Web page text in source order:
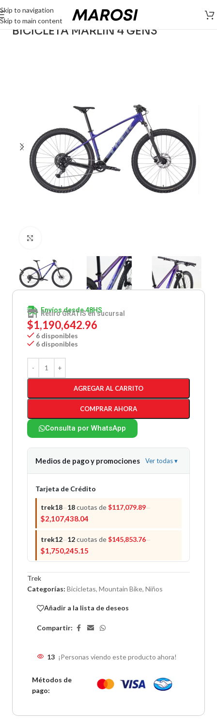
Skip to navigation
Skip to main content
BICICLETA MARLIN 4 GEN3
Envíos desde 48HS
Retiro GRATIS en sucursal
$1,190,642.96
6 disponibles
6 disponibles
AGREGAR AL CARRITO
COMPRAR AHORA
Consulta por WhatsApp
Medios de pago y promociones Ver todas▾
Tarjeta de Crédito
trek18—18cuotas de$117,079.89—
$2,107,438.04
trek12—12cuotas de$145,853.76—
$1,750,245.15
naranja 12—12cuotas de$137,916.14—
$
trek 9
$1,381,145.83
Trek
Categorías: Bicicletas, Mountain Bike, Niños
Añadir a la lista de deseos
Compartir:
13 ¡Personas viendo este producto ahora!
Métodos de
pago: